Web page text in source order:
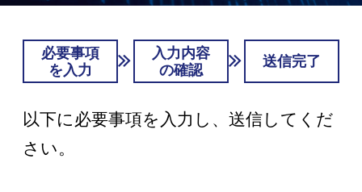
Company
News
Career
株主・投資家の皆さまへ 経営方針 業績ハイライト
IRライブラリー 株式について
IRニュース IRお問い合わせ 電子公告
免責事項
必要事項
を入力
入力内容
の確認
送信完了
以下に必要事項を入力し、送信してくだ
さい。